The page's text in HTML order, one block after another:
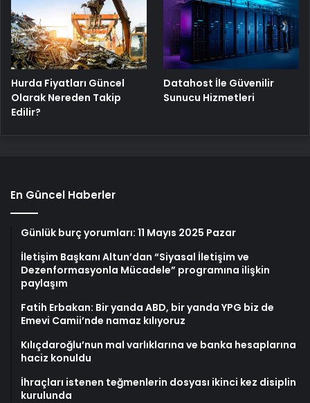
Hurda Fiyatları Güncel
Olarak Nereden Takip
Edilir?
Datahost İle Güvenilir
Sunucu Hizmetleri
En Güncel Haberler
Günlük burç yorumları: 11 Mayıs 2025 Pazar
İletişim Başkanı Altun’dan “Siyasal İletişim ve
Dezenformasyonla Mücadele” programına ilişkin
paylaşım
Fatih Erbakan: Bir yanda ABD, bir yanda YPG biz de
Emevi Camii’nde namaz kılıyoruz
Kılıçdaroğlu’nun mal varlıklarına ve banka hesaplarına
haciz konuldu
İhraçları istenen teğmenlerin dosyası ikinci kez disiplin
kurulunda